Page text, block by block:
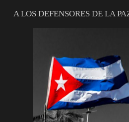
A LOS DEFENSORES DE LA